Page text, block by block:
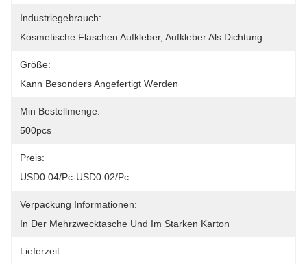
Industriegebrauch:
Kosmetische Flaschen Aufkleber, Aufkleber Als Dichtung
Größe:
Kann Besonders Angefertigt Werden
Min Bestellmenge:
500pcs
Preis:
USD0.04/pc-USD0.02/pc
Verpackung Informationen:
In Der Mehrzwecktasche Und Im Starken Karton
Lieferzeit: